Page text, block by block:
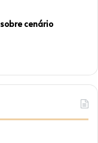
cenário